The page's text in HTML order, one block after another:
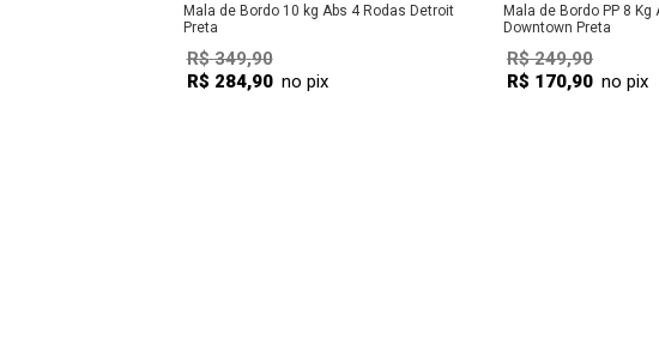
Mala de Bordo 10 kg Abs 4 Rodas Detroit
Preta
R$ 349,90
R$ 284,90 no pix
Mala de Bordo PP 8 Kg
Downtown Preta
R$ 249,90
R$ 170,90 no pix